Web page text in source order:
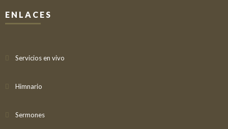
ENLACES
Servicios en vivo
Himnario
Sermones